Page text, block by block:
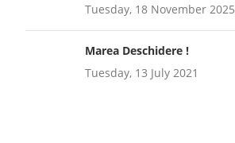
Tuesday, 18 November 2025
Marea Deschidere !
Tuesday, 13 July 2021